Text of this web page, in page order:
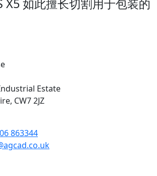
X5 如此擅长切割用于包装的
Estate
CW7 2JZ
863344